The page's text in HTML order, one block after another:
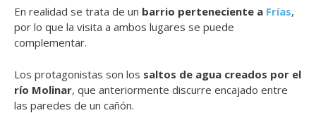
En realidad se trata de un barrio perteneciente a Frías,
por lo que la visita a ambos lugares se puede
complementar.
Los protagonistas son los saltos de agua creados por el
río Molinar, que anteriormente discurre encajado entre
las paredes de un cañón.